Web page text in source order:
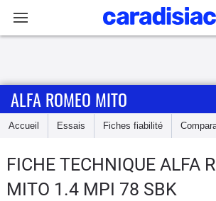
Accueil
Essais
ALFA ROMEO MITO
Accueil Essais Fiches fiabilité
FICHE TECHNIQUE ALFA
MITO 1.4 MPI 78 SBK